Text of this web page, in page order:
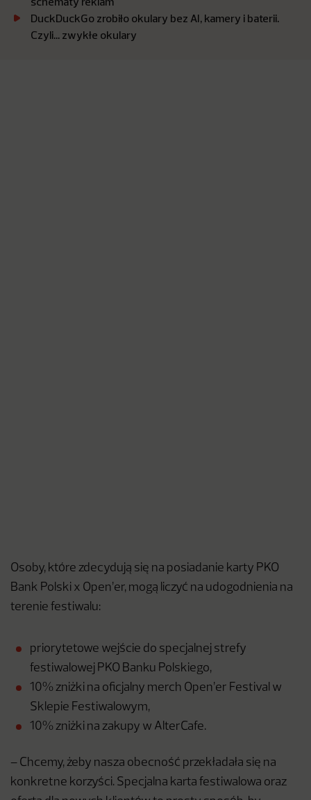
DuckDuckGo zrobiło okulary bez AI, kamery i baterii.
Czyli… zwykłe okulary
Osoby, które zdecydują się na posiadanie karty PKO
Bank Polski x Open’er, mogą liczyć na udogodnienia na
terenie festiwalu:
priorytetowe wejście do specjalnej strefy
festiwalowej PKO Banku Polskiego,
10% zniżki na oficjalny merch Open’er Festival w
Sklepie Festiwalowym,
10% zniżki na zakupy w AlterCafe.
– Chcemy, żeby nasza obecność przekładała się na
konkretne korzyści. Specjalna karta festiwalowa oraz